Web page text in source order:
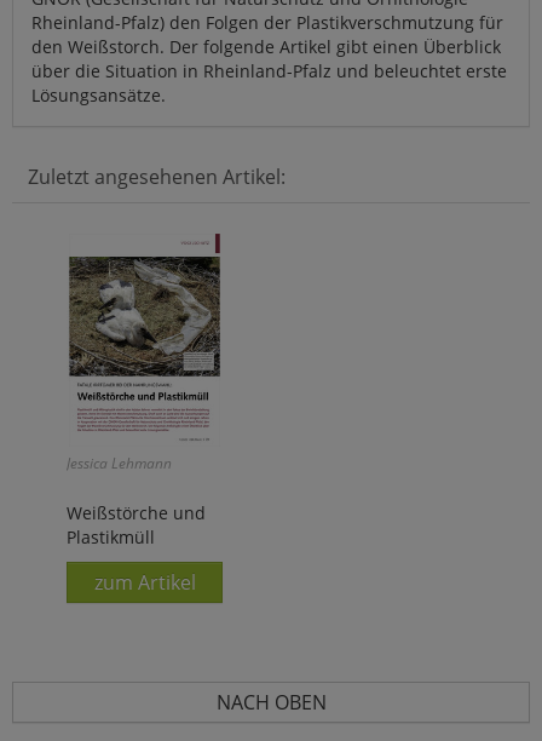
Rheinland-Pfalz) den Folgen der Plastikverschmutzung für
den Weißstorch. Der folgende Artikel gibt einen Überblick
über die Situation in Rheinland-Pfalz und beleuchtet erste
Lösungsansätze.
Zuletzt angesehenen Artikel:
Jessica Lehmann
Weißstörche und
Plastikmüll
zum Artikel
NACH OBEN